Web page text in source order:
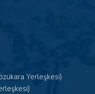
Yerleşkesi)